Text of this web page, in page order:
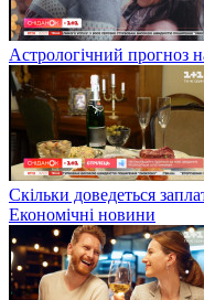
Астрологічний прогноз
Скільки доведеться
Економічні новини